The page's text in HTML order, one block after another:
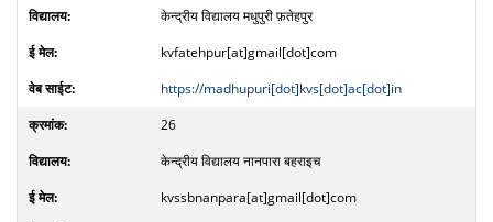
केन्द्रीय विद्यालय मधुपुरी फ़तेहपुर
kvfatehpur[at]gmail[dot]com
https://madhupuri[dot]kvs[dot]ac[dot]in
26
केन्द्रीय विद्यालय नानपारा बहराइच
kvssbnanpara[at]gmail[dot]com